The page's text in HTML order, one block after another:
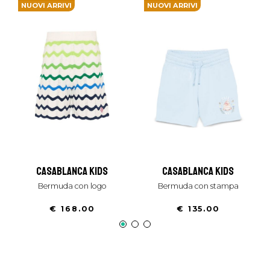
NUOVI ARRIVI
casablanca kids
bermuda con logo
€ 168.00
NUOVI ARRIVI
casablanca kids
bermuda con stampa
€ 135.00